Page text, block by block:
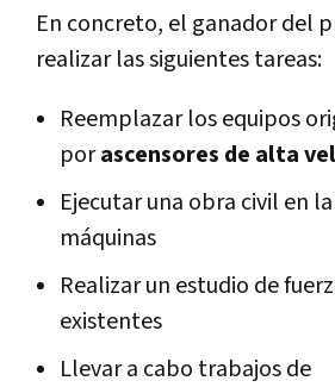
En concreto, el ganador del
realizar las siguientes tareas:
Reemplazar los equipos
porascensores de alta
Ejecutar una obra civil en
máquinas
Realizar un estudio de
existentes
Llevar a cabo trabajos de